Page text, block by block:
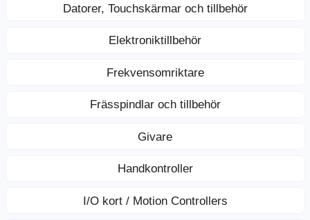
Datorer, Touchskärmar och tillbehör
Elektroniktillbehör
Frekvensomriktare
Frässpindlar och tillbehör
Givare
Handkontroller
I/O kort / Motion Controllers